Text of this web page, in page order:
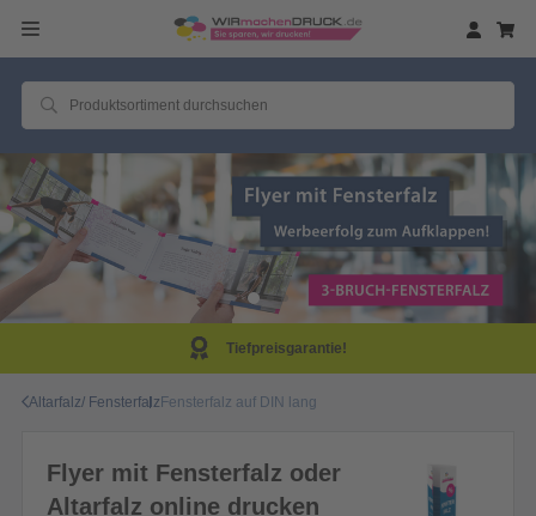
Tiefpreisgarantie!
Altarfalz/ FensterfalzFensterfalz auf DIN lang
Flyer mit Fensterfalz oder
Altarfalz online drucken